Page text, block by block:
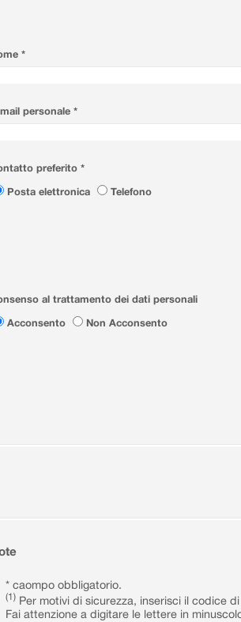
*
personale *
preferito *
Posta elettronica
Telefono
al trattamento dei dati personali
Acconsento
Non Acconsento
* caompo obbligatorio.
(1) Per motivi di sicurezza, inserisci il codice
Fai attenzione a digitare le lettere in